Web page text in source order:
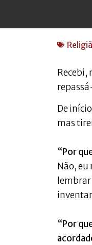
Recebi,
De
mas
“Por
Não, eu
“Por